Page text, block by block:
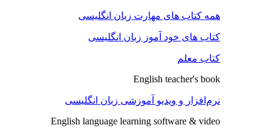
همه کتاب های مهارت زبان انگلیسی
کتاب های خود آموز زبان انگلیسی
کتاب معلم
English teacher's book
نرم‌افزار و ویدیو آموزشی زبان انگلیسی
English language learning software & video